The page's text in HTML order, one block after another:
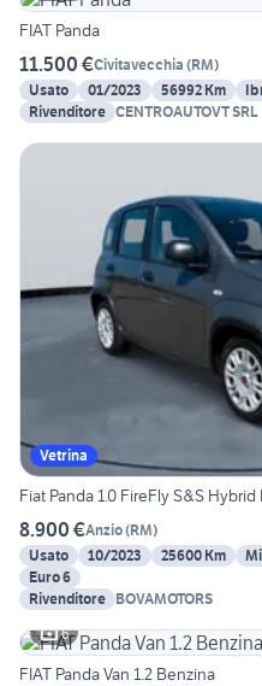
FIAT Panda
11.500 €Civitavecchia (RM)
Usato
01/2023 56992 Km
Rivenditore CENTROAUTOVT SRL
Vetrina
Fiat Panda 1.0 FireFly S&S
8.900 €Anzio(RM)
Usato
10/2023 25600 Km
Euro 6
Rivenditore BOVAMOTORS
6
FIAT Panda Van 1.2 Benzina